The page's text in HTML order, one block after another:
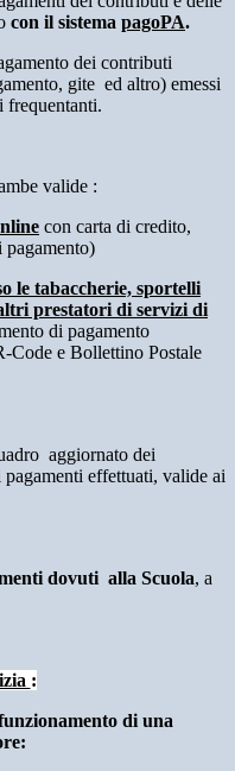
con il sistema pagoPA.
dei contributi
gite ed altro) emessi
frequentanti.
valide :
con carta di credito,
le tabaccherie, sportelli
prestatori di servizi di
di pagamento
Code e Bollettino Postale
aggiornato dei
effettuati, valide ai
dovuti alla Scuola, a
:
di una